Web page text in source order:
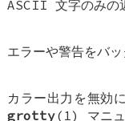
ASCII 文字のみの
エラーや警告をバッ
カラー出力を無効
grotty(1) マニュ